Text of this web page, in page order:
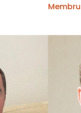
Membru